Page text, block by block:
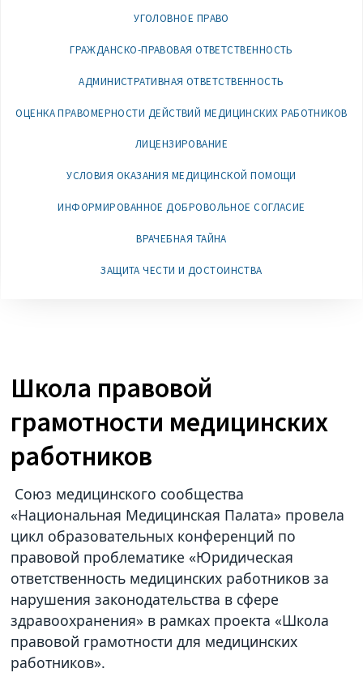
УГОЛОВНОЕ ПРАВО
ГРАЖДАНСКО-ПРАВОВАЯ ОТВЕТСТВЕННОСТЬ
АДМИНИСТРАТИВНАЯ ОТВЕТСТВЕННОСТЬ
ОЦЕНКА ПРАВОМЕРНОСТИ ДЕЙСТВИЙ МЕДИЦИНСКИХ РАБОТНИКОВ
ЛИЦЕНЗИРОВАНИЕ
УСЛОВИЯ ОКАЗАНИЯ МЕДИЦИНСКОЙ ПОМОЩИ
ИНФОРМИРОВАННОЕ ДОБРОВОЛЬНОЕ СОГЛАСИЕ
ВРАЧЕБНАЯ ТАЙНА
ЗАЩИТА ЧЕСТИ И ДОСТОИНСТВА
Школа правовой
грамотности медицинских
работников
Союз медицинского сообщества
«Национальная Медицинская Палата» провела
цикл образовательных конференций по
правовой проблематике «Юридическая
ответственность медицинских работников за
нарушения законодательства в сфере
здравоохранения» в рамках проекта «Школа
правовой грамотности для медицинских
работников».